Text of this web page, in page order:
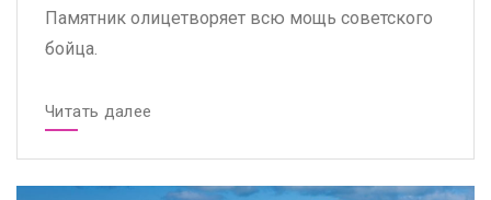
Памятник олицетворяет всю мощь советского
бойца.
Читать далее